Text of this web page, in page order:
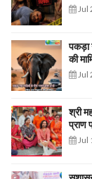
Jul
पकड़ा
की
Jul
श्री
प्राण
Jul